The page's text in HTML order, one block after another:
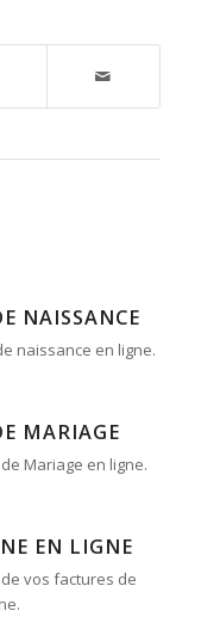
NAISSANCE
naissance en ligne.
MARIAGE
Mariage en ligne.
EN LIGNE
vos factures de